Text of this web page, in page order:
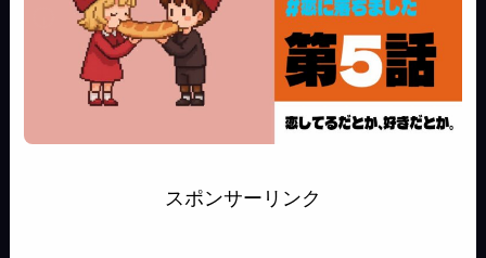
スポンサーリンク